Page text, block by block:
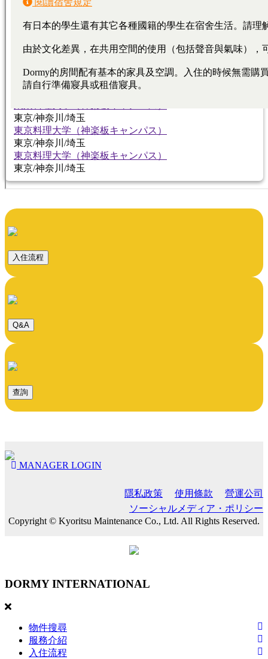
東京料理大学（神楽板キャンパス）
東京料理大学（神楽板キャンパス）
東京/神奈川/埼玉
東京料理大学（神楽板キャンパス）
東京/神奈川/埼玉
東京料理大学（神楽板キャンパス）
東京/神奈川/埼玉
東京/神奈川/埼玉
東京料理大学（神楽板キャンパス）
東京/神奈川/埼玉
東京料理大学（神楽板キャンパス）
東京/神奈川/埼玉
入住流程
Q&A
查詢
MANAGER LOGIN
隱私政策 使用條款
營運公司
ソーシャルメディア・ポリシー
Copyright © Kyoritsu Maintenance Co., Ltd. All Rights Reserved.
DORMY INTERNATIONAL
物件搜尋
服務介紹
入住流程